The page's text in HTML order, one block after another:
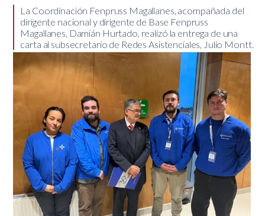
La Coordinación Fenpruss Magallanes, acompañada del
dirigente nacional y dirigente de Base Fenpruss
Magallanes, Damián Hurtado, realizó la entrega de una
carta al subsecretario de Redes Asistenciales, Julio Montt.